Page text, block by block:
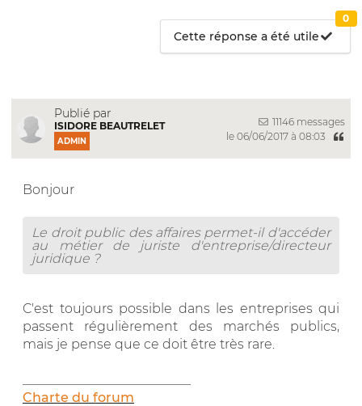
Cette réponse a été utile
0
Publié par
ISIDORE BEAUTRELET
ADMIN
11146 messages
le 06/06/2017 à 08:03
Bonjour
Le droit public des affaires permet-il d'accéder
au métier de juriste d'entreprise/directeur
juridique ?
C'est toujours possible dans les entreprises qui
passent régulièrement des marchés publics,
mais je pense que ce doit être très rare.
Charte du forum